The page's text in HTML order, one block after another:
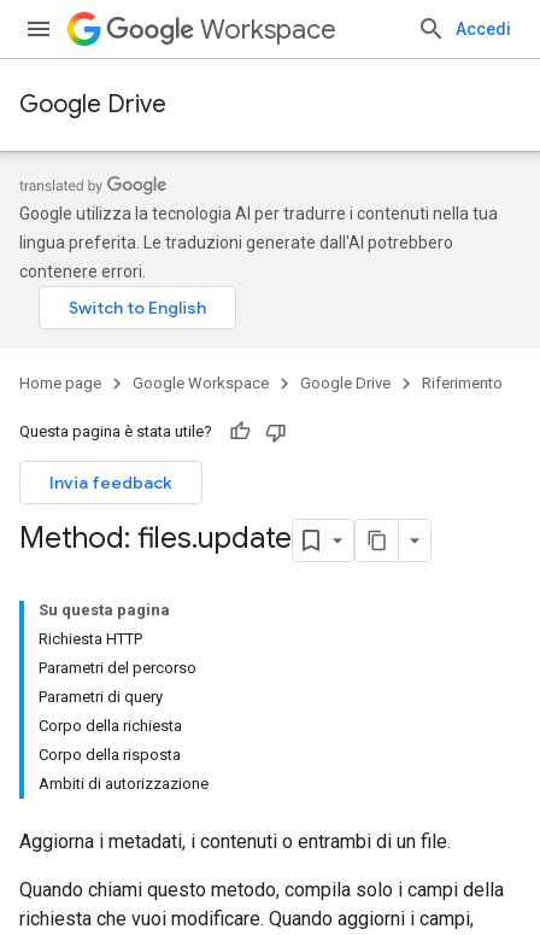
Workspace Accedi
Google Drive
Google utilizza la tecnologia AI per tradurre i contenuti nella tua
lingua preferita. Le traduzioni generate dall'AI potrebbero
contenere errori.
Home page Google Workspace Google Drive Riferimento
Questa pagina è stata utile?
Invia feedback
Method: files.update
Su questa pagina
Richiesta HTTP
Parametri del percorso
Parametri di query
Corpo della richiesta
Corpo della risposta
Ambiti di autorizzazione
Aggiorna i metadati, i contenuti o entrambi di un file.
Quando chiami questo metodo, compila solo i campi della
richiesta che vuoi modificare. Quando aggiorni i campi,